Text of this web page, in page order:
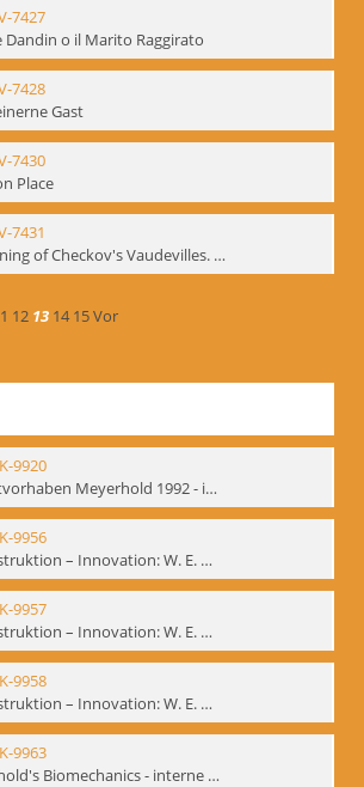
7427
Dandin o il Marito Raggirato
7428
Gast
7430
Place
7431
An Evening of Checkov's Vaudevilles. The Evils of Tobacco, The Bear, The Marriage Proposal
12 13 14 15Vor
9920
Projektvorhaben Meyerhold 1992 - interne Signatur: BM-prt-106
9956
Rekonstruktion – Innovation: W. E. Meyerhold, O. Schlemmer, E. Decroux - interne Signatur: BM-prt-145-1
9957
Rekonstruktion – Innovation: W. E. Meyerhold, O. Schlemmer, E. Decroux - interne Signatur: BM-prt-145-2
9958
Rekonstruktion – Innovation: W. E. Meyerhold, O. Schlemmer, E. Decroux - interne Signatur: BM-prt-145-3
9963
Meyerhold's Biomechanics - interne Signatur: BM-prt-149b